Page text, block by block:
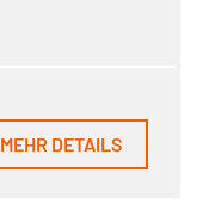
MEHR DETAILS